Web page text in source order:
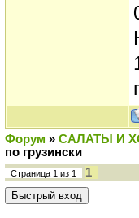
Форум » САЛАТЫ И
по грузински
Страница 1 из 1 1